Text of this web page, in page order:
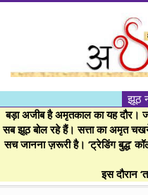
।।
BE
झूठ
बड़ा अजीब है अमृतकाल का यह दौर।
सब झूठ बोल रहे हैं। सत्ता का अमृत
सच जानना ज़रूरी है। ‘ट्रेडिंग बुद्ध’
इस दौरान